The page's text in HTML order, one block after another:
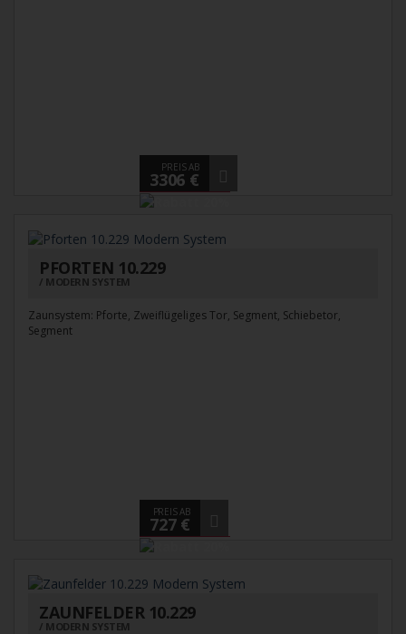
PREIS AB
3306 €
PFORTEN 10.229
MODERN SYSTEM
Zaunsystem: Pforte, Zweiflügeliges Tor, Segment, Schiebetor,
Segment
PREIS AB
727 €
ZAUNFELDER 10.229
MODERN SYSTEM